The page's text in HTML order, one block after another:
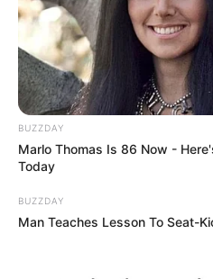
BUZZDAY
Marlo Thomas Is 86 Now -
Today
BUZZDAY
Man Teaches Lesson To Seat-